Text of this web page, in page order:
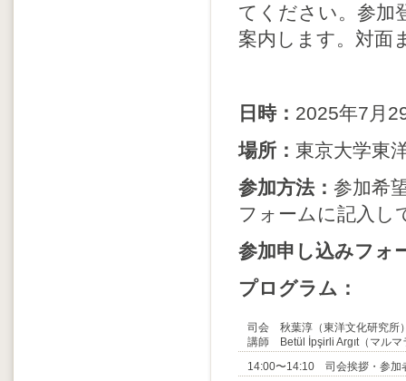
てください。参加
案内します。対面
日時： 2025年7月
場所： 東京大学東
参加方法： 参加希
フォームに記入し
参加申し込みフォ
プログラム：
司会 秋葉淳（東洋文化研究所
講師 Betül İpşirli Argıt（マルマ
14:00〜14:10 司会挨拶・参加